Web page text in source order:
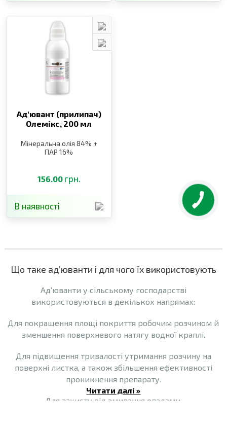
Ад′ювант (прилипач)
Олемікс, 200 мл
Мінеральна олія 84% +
ПАР 16%
156.00 грн.
В наявності
Що таке ад’юванти і для чого їх використовують
Ад’юванти у сільському господарстві
використовуються в декількох напрямах:
Для покращення площі покриття робочим розчином й
зменшення поверхневого натягу водної краплі.
Для підвищення тривалості утримання розчину на
поверхні листка, а також збільшення ефективності
проникнення препарату.
Для захисту від змивання опадами.
Читати далі »